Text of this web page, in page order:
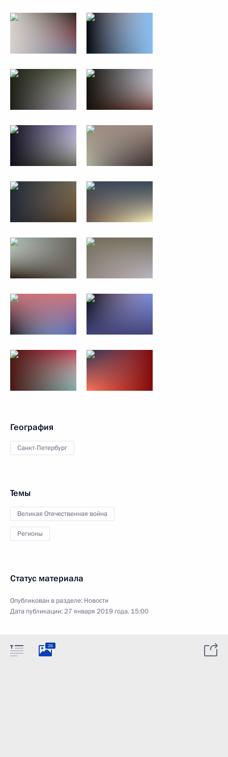
География
Санкт-Петербург
Темы
Великая Отечественная война
Регионы
Статус материала
Опубликован в разделе: Новости
Дата публикации:27 января 2019 года, 15:00
26